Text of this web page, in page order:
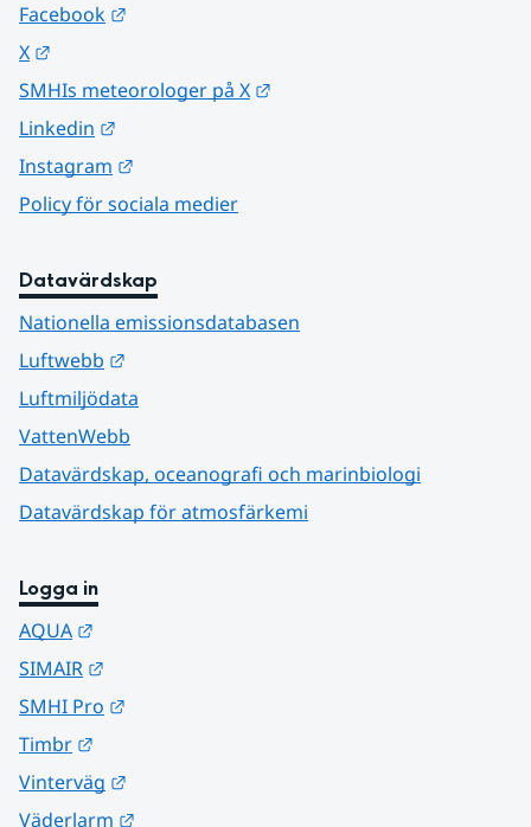
Facebook
X
SMHIs meteorologer på X
Linkedin
Instagram
Policy för sociala medier
Datavärdskap
Nationella emissionsdatabasen
Luftwebb
Luftmiljödata
VattenWebb
Datavärdskap, oceanografi och marinbiologi
Datavärdskap för atmosfärkemi
Logga in
AQUA
SIMAIR
SMHI Pro
Timbr
Vinterväg
Väderlarm